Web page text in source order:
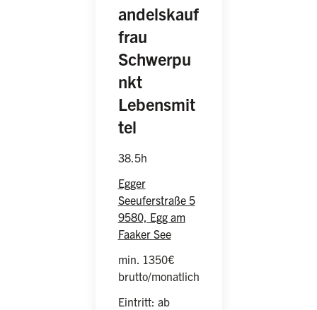
andelskauf
frau
Schwerpu
nkt
Lebensmit
tel(weiblich/männlich/
38.5h
Egger
Seeuferstraße 5
9580, Egg am
Faaker See
min. 1350€
brutto/monatlich
Eintritt: ab